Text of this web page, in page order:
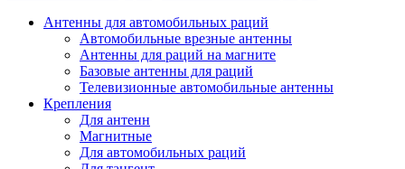
Антенны для автомобильных раций
Автомобильные врезные антенны
Антенны для раций на магните
Базовые антенны для раций
Телевизионные автомобильные антенны
Крепления
Для антенн
Магнитные
Для автомобильных раций